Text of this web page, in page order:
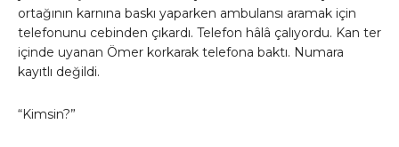
ortağının karnına baskı yaparken ambulansı aramak için
telefonunu cebinden çıkardı. Telefon hâlâ çalıyordu. Kan ter
içinde uyanan Ömer korkarak telefona baktı. Numara
kayıtlı değildi.
“Kimsin?”